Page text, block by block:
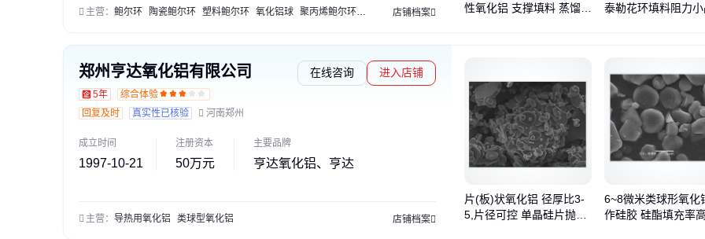
主营： 鲍尔环 陶瓷鲍尔环 塑料鲍尔环 氧化铝球 聚丙烯鲍尔环 泰勒花环 不锈钢矩鞍环 铝花环填料 拉西环 四氟填料 气液分布器 丝网除雾器
店铺档案
性氧化铝 支撑填料 蒸馏塔
泰勒花环填料阻力小
郑州亨达氧化铝有限公司
5年 综合体验
在线咨询 进入店铺
回复及时 真实性已核验 河南郑州
成立时间
1997-10-21
注册资本
50万元
主要品牌
亨达氧化铝、亨达
主营： 导热用氧化铝 类球型氧化铝 店铺档案
片(板)状氧化铝 径厚比3-
5,片径可控 单晶硅片抛光
6~8微米类球形氧化
作硅胶 硅酯填充率高